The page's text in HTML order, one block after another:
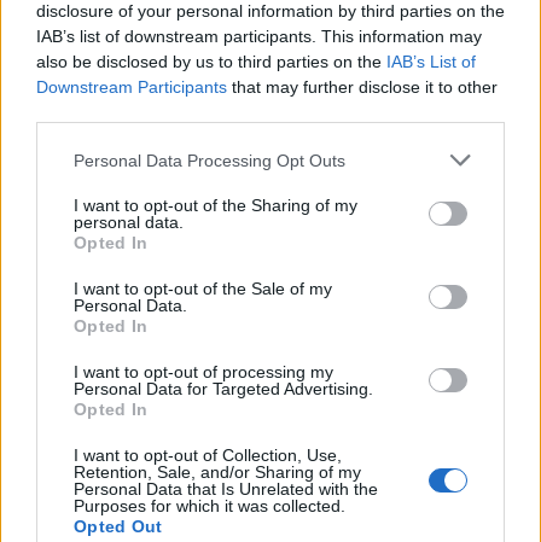
disclosure of your personal information by third parties on the
IAB’s list of downstream participants. This information may
also be disclosed by us to third parties on the IAB’s List of
Downstream Participants that may further disclose it to other
Personal Data Processing Opt Outs
I want to opt-out of the Sharing of my
personal data.
Opted In
I want to opt-out of the Sale of my
Personal Data.
Opted In
I want to opt-out of processing my
Personal Data for Targeted Advertising.
Opted In
I want to opt-out of Collection, Use,
Retention, Sale, and/or Sharing of my
Personal Data that Is Unrelated with the
Purposes for which it was collected.
Opted Out
R
A R A
S
Anno Domini; depois de Cristo, em latim:
A
D
JR, PL e __ representam níveis profissionais
R
A R O
Á
Música famosa do cantor e compositor Beto Barbosa
D O C
Banda francesa do disco Moon Safari (fra.)
R